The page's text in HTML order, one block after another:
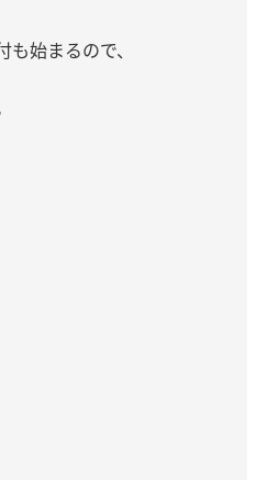
始まるので、